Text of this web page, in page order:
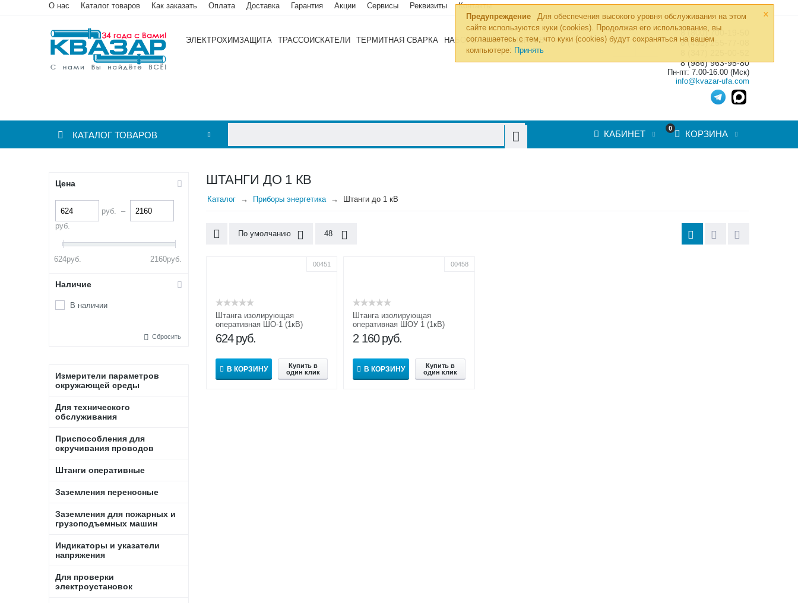
×
Предупреждение
Для обеспечения высокого уровня обслуживания на этом
сайте используются куки (cookies). Продолжая его использование, вы
соглашаетесь с тем, что куки (cookies) будут сохраняться на вашем
компьютере: Принять
О нас Каталог товаров Как заказать Оплата Доставка Гарантия Акции Сервисы Реквизиты Контакты
ЭЛЕКТРОХИМЗАЩИТА ТРАССОИСКАТЕЛИ ТЕРМИТНАЯ СВАРКА НАБОРЫ ИНСТРУМЕНТОВ »
8 (800) 700-19-50
8 (495) 255-77-08
8 (986) 963-95-80
Пн-пт: 7.00-16.00 (Мск)
info@kvazar-ufa.com
КАТАЛОГ ТОВАРОВ
0
КОРЗИНА
КАБИНЕТ
Цена
руб.
–
руб.
624руб. 2160руб.
Наличие
В наличии
Сбросить
Измерители параметров
окружающей среды
Для технического
обслуживания
Приспособления для
скручивания проводов
Штанги оперативные
Заземления переносные
Заземления для пожарных и
грузоподъемных машин
Индикаторы и указатели
напряжения
Для проверки
электроустановок
ШТАНГИ ДО 1 КВ
Каталог Приборы энергетика Штанги до 1 кВ
По умолчанию 48
00451
Штанга изолирующая
оперативная ШО-1 (1кВ)
624 руб.
В КОРЗИНУ
Купить в
один клик
00458
Штанга изолирующая
оперативная ШОУ 1 (1кВ)
2 160 руб.
В КОРЗИНУ
Купить в
один клик